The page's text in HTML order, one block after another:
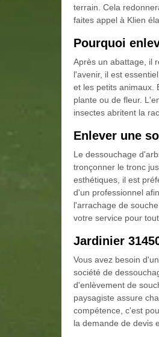
terrain. Cela
faites appel à Klien
Pourquoi
Après un abattage, il
l'avenir, il est
et les petits animaux.
plante ou de fleur.
insectes abritent la
Enlever une
Le dessouchage
tronçonner le tronc
esthétiques, il est
d'un professionnel
l'arrachage de
votre service pour
Jardinier
Vous avez besoin
société de
d'enlèvement de
paysagiste assure
compétence, c'est
la demande de devis